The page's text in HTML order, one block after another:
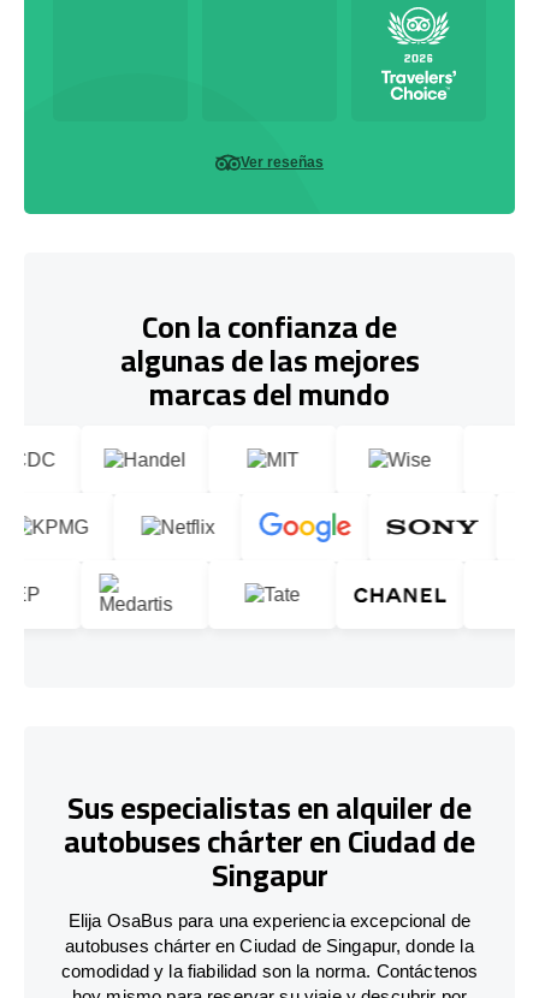
Ver reseñas
Con la confianza de
algunas de las mejores
marcas del mundo
Sus especialistas en alquiler de
autobuses chárter en Ciudad de
Singapur
Elija OsaBus para una experiencia excepcional de
autobuses chárter en Ciudad de Singapur, donde la
comodidad y la fiabilidad son la norma. Contáctenos